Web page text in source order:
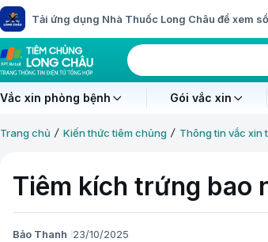
Tải ứng dụng Nhà Thuốc Long Châu để xem
Vắc xin phòng bệnh Gói vắc xin
Trang chủ Kiến thức tiêm chủng Thông tin vắc xin
Tiêm kích trứng bao
Bảo Thanh 23/10/2025